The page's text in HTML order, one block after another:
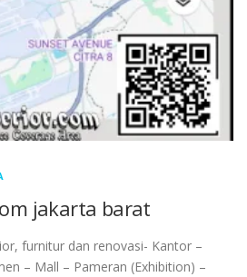
jakarta barat
furnitur dan renovasi- Kantor –
– Mall – Pameran (Exhibition) –